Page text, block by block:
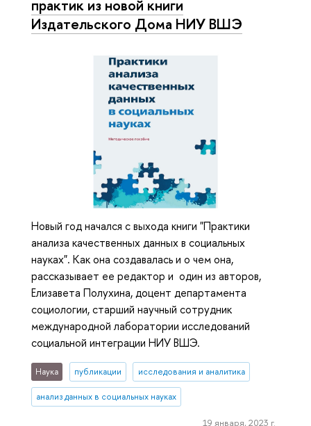
практик из новой книги
Издательского Дома НИУ ВШЭ
Новый год начался с выхода книги "Практики
анализа качественных данных в социальных
науках". Как она создавалась и о чем она,
рассказывает ее редактор и один из авторов,
Елизавета Полухина, доцент департамента
социологии, старший научный сотрудник
международной лаборатории исследований
социальной интеграции НИУ ВШЭ.
Наука публикации исследования и аналитика
анализ данных в социальных науках
19 января, 2023 г.